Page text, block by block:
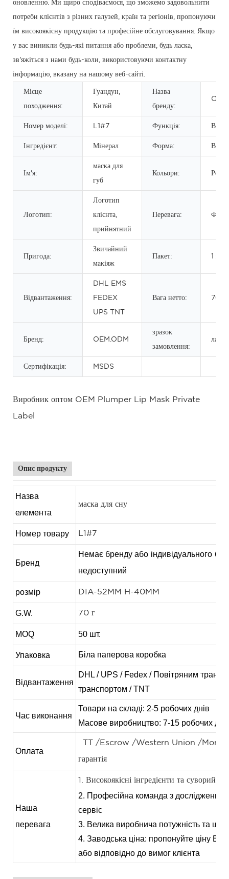
оновленню. Ми щиро сподіваємося, що зможемо задовольнити
потреби клієнтів з різних галузей, країн та регіонів, пропонуючи
їм високоякісну продукцію та професійне обслуговування. Якщо
у вас виникли будь-які питання або проблеми, будь ласка,
зв'яжіться з нами будь-коли, використовуючи контактну
інформацію, вказану на нашому веб-сайті.
Місце
походження:
Гуандун,
Китай
Назва
бренду:
Номер моделі: L1#7 Функція:
Інгредієнт: Мінерал Форма:
Ім'я:
маска для
губ
Кольори:
Логотип:
Логотип
клієнта,
прийнятний
Перевага: Фонд
Пригода:
Звичайний
макіяж
Пакет: 1 шт./
Відвантаження:
DHL EMS
FEDEX
UPS TNT
Вага нетто: 70 г
Бренд: OEM.ODM
зразок
замовлення:
Сертифікація: MSDS
Виробник оптом OEM Plumper Lip Mask Private
Label
Опис продукту
Назва
елемента
маска для сну
Номер товару L1#7
Бренд
Немає бренду або індивідуального
недоступний
розмір DIA-52MM H-40MM
G.W. 70 г
MOQ 50 шт.
Упаковка Біла паперова коробка
Відвантаження
DHL / UPS / Fedex / Повітряним
транспортом / TNT
Час виконання
Товари на складі: 2-5 робочих днів
Масове виробництво: 7-15 робочих
Оплата
TT /Escrow /Western Union /
гарантія
Наша
перевага
1. Високоякісні інгредієнти та суворий
2. Професійна команда з досліджень
сервіс
3. Велика виробнича потужність та
4. Заводська ціна: пропонуйте ціну
або відповідно до вимог клієнта